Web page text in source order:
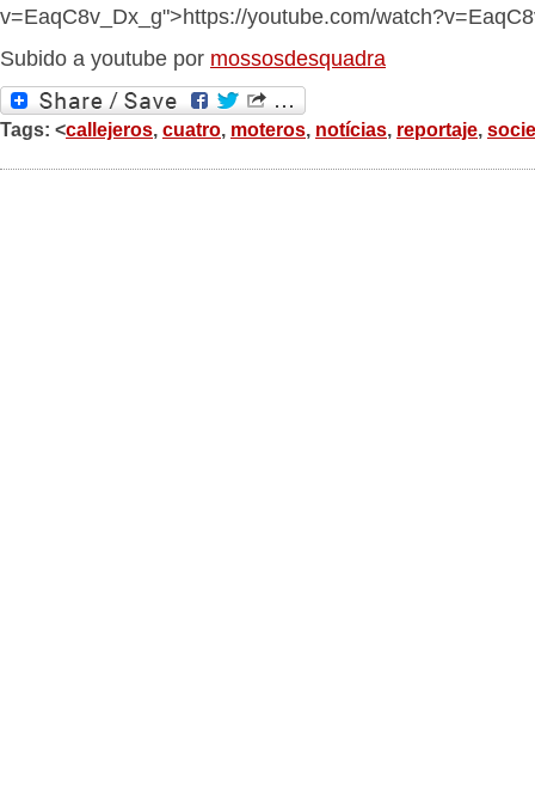
v=EaqC8v_Dx_g">https://youtube.com/
Subido a youtube por mossosdesquadra
Tags: <callejeros, cuatro, moteros, notícias, reportaje,